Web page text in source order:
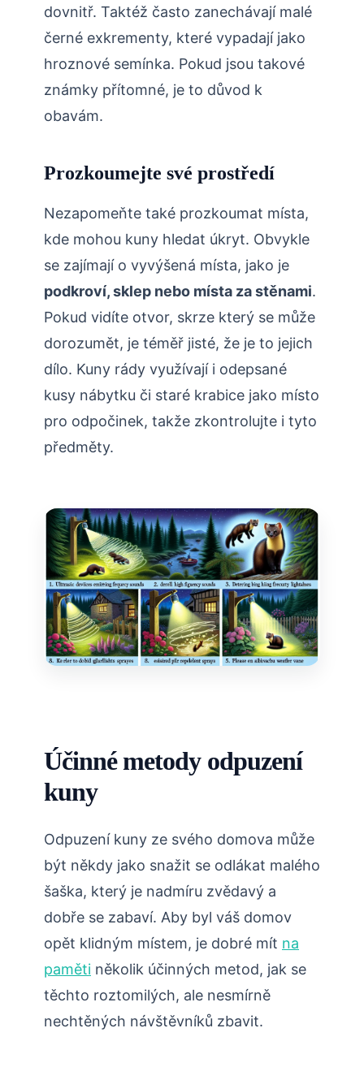
dovnitř.⁢ Taktéž často zanechávají​ malé
⁢černé exkrementy, které vypadají jako
hroznové semínka.⁣ Pokud jsou takové
známky přítomné, je to důvod k
obavám.
Prozkoumejte své prostředí
Nezapomeňte také prozkoumat‍ místa,‍
kde mohou kuny hledat úkryt.‌ Obvykle
se zajímají‌ o​ vyvýšená místa, ​jako ‍je ⁢
podkroví, sklep nebo místa za stěnami.​
Pokud​ vidíte otvor, ⁤skrze který se může
‌dorozumět, je téměř jisté, že je to jejich
dílo.⁣ Kuny rády ⁣využívají i odepsané
⁣kusy‌ nábytku či staré ‌krabice‍ jako místo
⁢pro odpočinek, takže zkontrolujte⁢ i tyto
předměty.
Účinné metody odpuzení⁢
kuny
Odpuzení kuny ze‌ svého domova může
být někdy jako snažit se odlákat malého‍
šaška, který ​je ‌nadmíru zvědavý a
dobře se zabaví. Aby ⁤byl ‌váš domov
‌opět klidným místem, ‍je dobré mít na
paměti několik účinných metod, jak se
⁤těchto roztomilých, ale nesmírně⁢
nechtěných ⁤návštěvníků ‍zbavit.